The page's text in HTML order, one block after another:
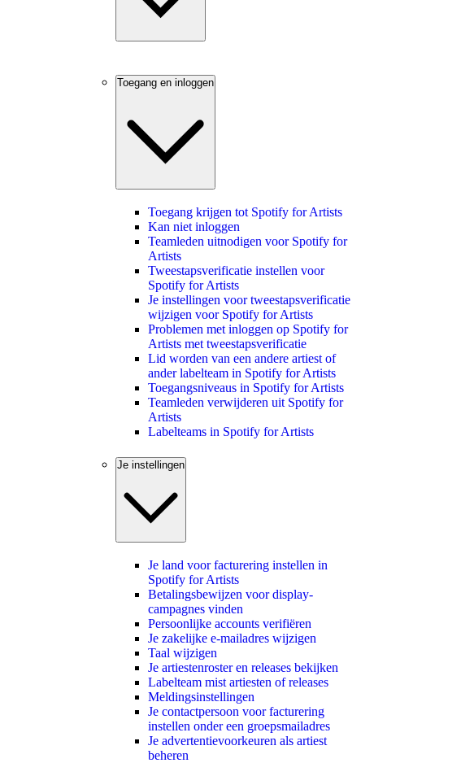
Toegang en inloggen
Toegang krijgen tot Spotify for Artists
Kan niet inloggen
Teamleden uitnodigen voor Spotify for
Artists
Tweestapsverificatie instellen voor
Spotify for Artists
Je instellingen voor tweestapsverificatie
wijzigen voor Spotify for Artists
Problemen met inloggen op Spotify for
Artists met tweestapsverificatie
Lid worden van een andere artiest of
ander labelteam in Spotify for Artists
Toegangsniveaus in Spotify for Artists
Teamleden verwijderen uit Spotify for
Artists
Labelteams in Spotify for Artists
Je instellingen
Je land voor facturering instellen in
Spotify for Artists
Betalingsbewijzen voor display-
campagnes vinden
Persoonlijke accounts verifiëren
Je zakelijke e-mailadres wijzigen
Taal wijzigen
Je artiestenroster en releases bekijken
Labelteam mist artiesten of releases
Meldingsinstellingen
Je contactpersoon voor facturering
instellen onder een groepsmailadres
Je advertentievoorkeuren als artiest
beheren